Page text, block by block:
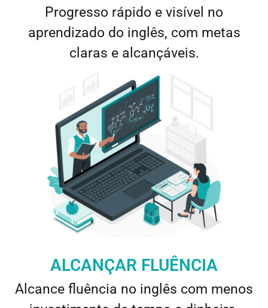
Progresso rápido e visível no
aprendizado do inglês, com metas
claras e alcançáveis.
ALCANÇAR FLUÊNCIA
Alcance fluência no inglês com menos